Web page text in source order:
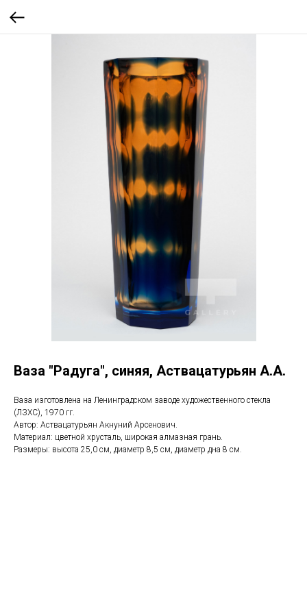
Ваза "Радуга", синяя, Аствацатурьян А.А.
Ваза изготовлена на Ленинградском заводе художественного стекла
(ЛЗХС), 1970 гг.
Автор: Аствацатурьян Акнуний Арсенович.
Материал: цветной хрусталь, широкая алмазная грань.
Размеры: высота 25,0 см, диаметр 8,5 см, диаметр дна 8 см.